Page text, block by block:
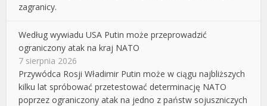
zagranicy.
Według wywiadu USA Putin może przeprowadzić
ograniczony atak na kraj NATO
7 sierpnia 2026
Przywódca Rosji Władimir Putin może w ciągu najbliższych
kilku lat spróbować przetestować determinację NATO
poprzez ograniczony atak na jedno z państw sojuszniczych